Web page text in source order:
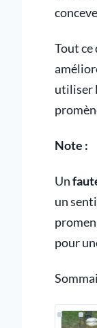
Tout ce
utiliser
Note :
Un
un
pour